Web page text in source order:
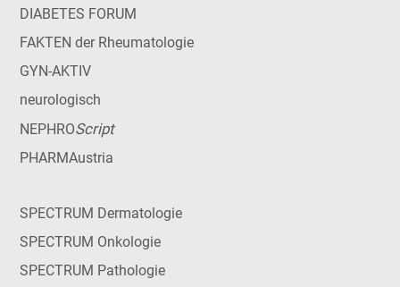
DIABETES FORUM
FAKTEN der Rheumatologie
GYN-AKTIV
neurologisch
NEPHROScript
PHARMAustria
SPECTRUM Dermatologie
SPECTRUM Onkologie
SPECTRUM Pathologie